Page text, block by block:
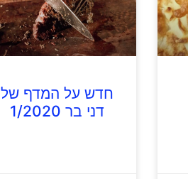
חדש על המדף של
דני בר 1/2020